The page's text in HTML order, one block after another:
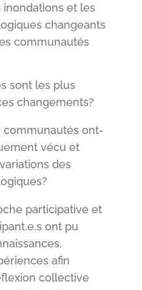
et les
changeants
communautés
sont les plus
changements?
communautés ont-
vécu et
des
participative et
ont pu
afin
collective